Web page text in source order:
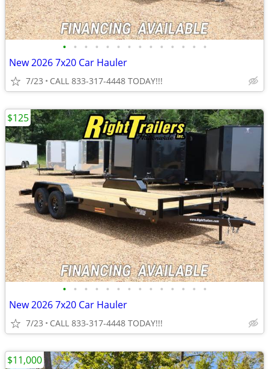
• • • • • • • • • • • • • •
New 2026 7x20 Car Hauler
7/23 CALL 833-317-4448 TODAY!!!
• • • • • • • • • • • • • •
New 2026 7x20 Car Hauler
7/23 CALL 833-317-4448 TODAY!!!
$125
$11,000